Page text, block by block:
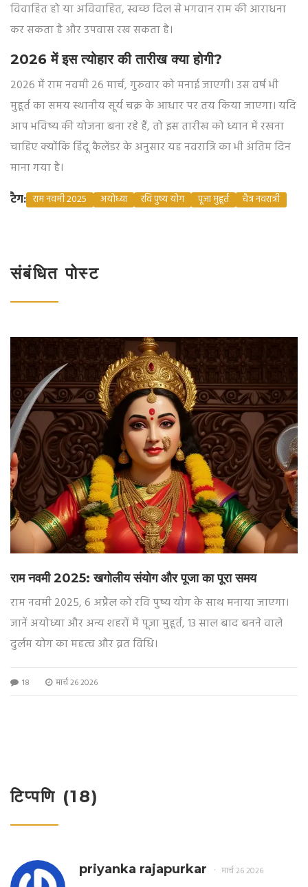
विवाहित हो या अविवाहित, स्वच्छ दिल से भगवान राम की आराधना
कर सकता है और उपवास रख सकता है।
2026 में इस त्योहार की तारीख क्या होगी?
2026 में राम नवमी 26 मार्च, गुरुवार को मनाई जाएगी। उस वर्ष भी
मुहूर्त का समय स्थानीय सूर्य चक्र के आधार पर तय किया जाएगा। यदि
आप भविष्य की योजना बना रहे हैं, तो इस तारीख को ध्यान में रखना
चाहिए क्योंकि हिंदू कैलेंडर के अनुसार यह नवरात्रि का भी अंतिम दिन
माना गया है।
टैग: राम नवमी 2025 अयोध्या रवि पुष्य योग पूजा मुहूर्त चैत्र नवरात्री
संबंधित पोस्ट
राम नवमी 2025: खगोलीय संयोग और पूजा का पूरा समय
राम नवमी 2025, 6 अप्रैल को रवि पुष्य योग के साथ मनाया जाएगा।
जानें अयोध्या और अन्य शहरों में पूजा मुहूर्त, 13 साल बाद बनने वाले
दुर्लम योग का महत्व और व्रत विधि।
18 मार्च 26 2026
टिप्पणि (18)
priyanka rajapurkar मार्च 26 2026